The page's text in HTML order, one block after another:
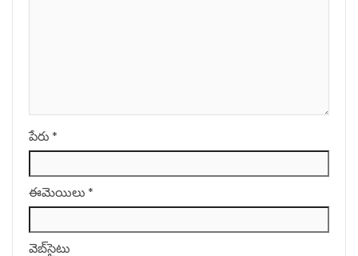
పేరు *
ఈమెయిలు *
వెబ్‌సైటు